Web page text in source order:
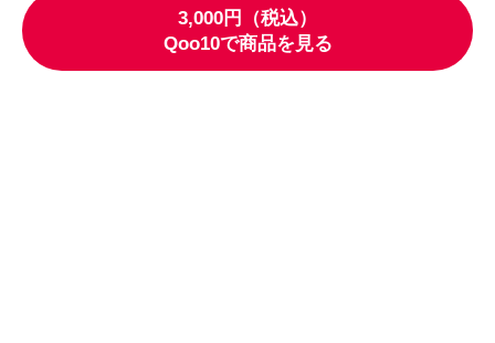
3,000円（税込）
Qoo10で商品を見る